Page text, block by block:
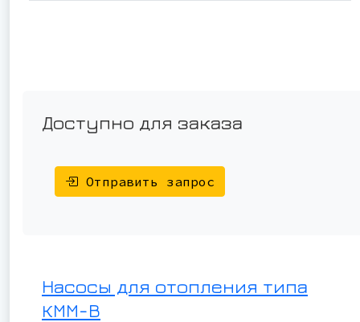
Доступно для заказа
Отправить запрос
Насосы для отопления типа
КММ-В